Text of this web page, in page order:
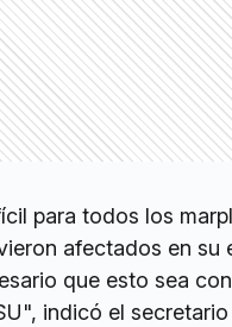
para todos los
afectados en
que esto sea
indicó el